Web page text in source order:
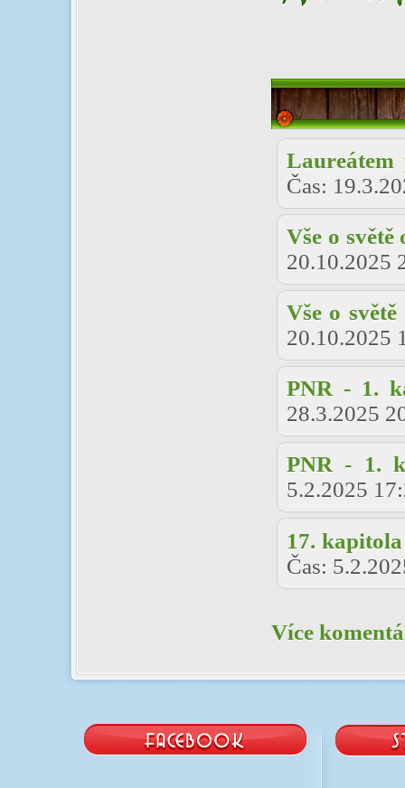
Laureátem
Čas:
Vše o světě
20.10.2025
Vše o světě
20.10.2025
PNR - 1.
28.3.2025
PNR - 1.
5.2.2025
17.
Čas:
Více